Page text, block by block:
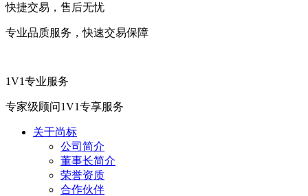
快捷交易，售后无忧
专业品质服务，快速交易保障
1V1专业服务
专家级顾问1V1专享服务
关于尚标
公司简介
董事长简介
荣誉资质
合作伙伴